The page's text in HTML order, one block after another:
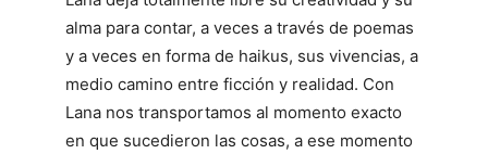
alma para contar, a veces a través de poemas
y a veces en forma de haikus, sus vivencias, a
medio camino entre ficción y realidad. Con
Lana nos transportamos al momento exacto
en que sucedieron las cosas, a ese momento